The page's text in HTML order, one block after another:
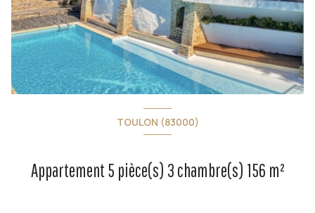
TOULON (83000)
Appartement 5 pièce(s) 3 chambre(s) 156 m²